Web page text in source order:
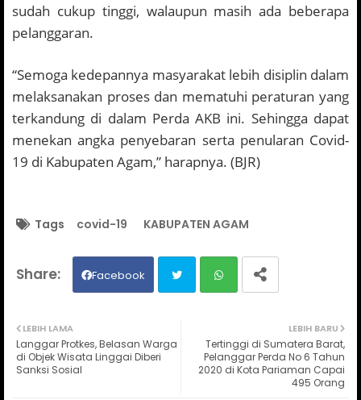
sudah cukup tinggi, walaupun masih ada beberapa
pelanggaran.
“Semoga kedepannya masyarakat lebih disiplin dalam
melaksanakan proses dan mematuhi peraturan yang
terkandung di dalam Perda AKB ini. Sehingga dapat
menekan angka penyebaran serta penularan Covid-
19 di Kabupaten Agam,” harapnya. (BJR)
Tags covid-19 KABUPATEN AGAM
Facebook
ter ats
LEBIH BARU
Tertinggi di Sumatera Barat,
Pelanggar Perda No 6 Tahun
2020 di Kota Pariaman Capai
495 Orang
LEBIH LAMA
Langgar Protkes, Belasan Warga
di Objek Wisata Linggai Diberi
Sanksi Sosial